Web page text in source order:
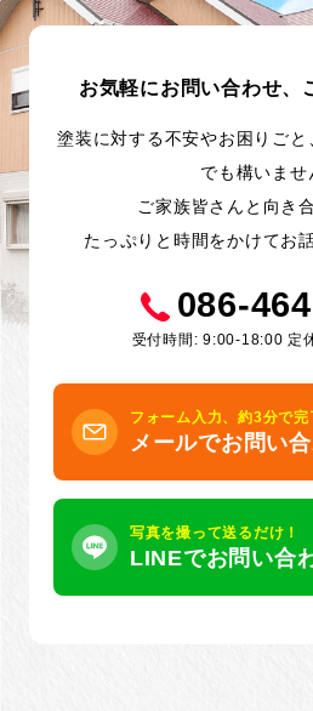
お気軽にお問い合わせ、
塗装に対する不安やお困りご
でも構いませ
ご家族皆さんと向き
たっぷりと時間をかけてお
086-
受付時間: 9:00-18:00 定
フォーム入力、約3分で完
メールでお問い
写真を撮って送るだけ！
LINEでお問い合